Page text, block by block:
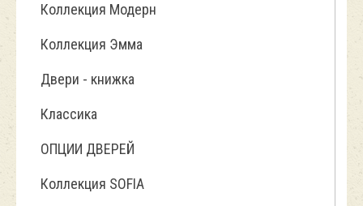
Коллекция Модерн
Коллекция Эмма
Двери - книжка
Классика
ОПЦИИ ДВЕРЕЙ
Коллекция SOFIA